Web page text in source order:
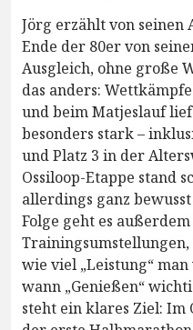
Jörg erzählt von seinen
Ende der 80er von
Ausgleich, ohne große
das anders:
und beim Matjeslauf
besonders stark –
und Platz 3 in der
Ossiloop-Etappe stand
allerdings ganz
Folge geht es
Trainingsumstellungen,
wie viel „Leistung“
wann „Genießen“
steht ein klares Ziel: